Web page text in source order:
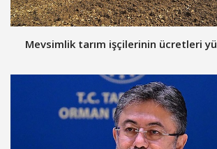
Mevsimlik tarım işçilerinin ücretleri